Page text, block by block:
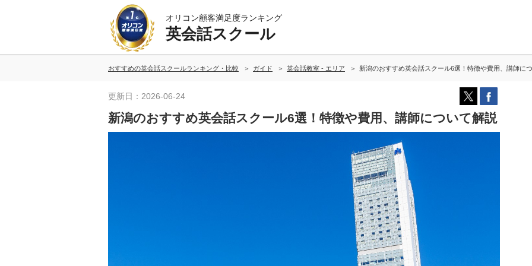
オリコン顧客満足度ランキング
英会話スクール
おすすめの英会話スクールランキング・比較 ガイド 英会話教室 - エリア 新潟のおすすめ英会話スクール6選！特徴や費用、講師に
更新日：2026-06-24
新潟のおすすめ英会話スクール6選！特徴や費用、講師について解説